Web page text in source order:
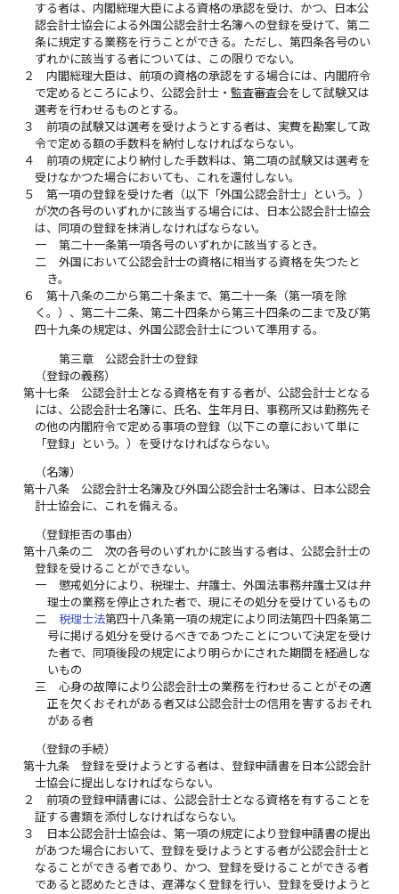
する者は、内閣総理大臣による資格の承認を受け、かつ、日本公
認会計士協会による外国公認会計士名簿への登録を受けて、第二
条に規定する業務を行うことができる。ただし、第四条各号のい
ずれかに該当する者については、この限りでない。
２
内閣総理大臣は、前項の資格の承認をする場合には、内閣府令
で定めるところにより、公認会計士・監査審査会をして試験又は
選考を行わせるものとする。
３
前項の試験又は選考を受けようとする者は、実費を勘案して政
令で定める額の手数料を納付しなければならない。
４
前項の規定により納付した手数料は、第二項の試験又は選考を
受けなかつた場合においても、これを還付しない。
５
第一項の登録を受けた者（以下「外国公認会計士」という。）
が次の各号のいずれかに該当する場合には、日本公認会計士協会
は、同項の登録を抹消しなければならない。
一
第二十一条第一項各号のいずれかに該当するとき。
二
外国において公認会計士の資格に相当する資格を失つたと
き。
６
第十八条の二から第二十条まで、第二十一条（第一項を除
く。）、第二十二条、第二十四条から第三十四条の二まで及び第
四十九条の規定は、外国公認会計士について準用する。
第三章 公認会計士の登録
（登録の義務）
第十七条
公認会計士となる資格を有する者が、公認会計士となる
には、公認会計士名簿に、氏名、生年月日、事務所又は勤務先そ
の他の内閣府令で定める事項の登録（以下この章において単に
「登録」という。）を受けなければならない。
（名簿）
第十八条
公認会計士名簿及び外国公認会計士名簿は、日本公認会
計士協会に、これを備える。
（登録拒否の事由）
第十八条の二
次の各号のいずれかに該当する者は、公認会計士の
登録を受けることができない。
一
懲戒処分により、税理士、弁護士、外国法事務弁護士又は弁
理士の業務を停止された者で、現にその処分を受けているもの
二
税理士法第四十八条第一項の規定により同法第四十四条第二
号に掲げる処分を受けるべきであつたことについて決定を受け
た者で、同項後段の規定により明らかにされた期間を経過しな
いもの
三
心身の故障により公認会計士の業務を行わせることがその適
正を欠くおそれがある者又は公認会計士の信用を害するおそれ
がある者
（登録の手続）
第十九条
登録を受けようとする者は、登録申請書を日本公認会計
士協会に提出しなければならない。
２
前項の登録申請書には、公認会計士となる資格を有することを
証する書類を添付しなければならない。
３
日本公認会計士協会は、第一項の規定により登録申請書の提出
があつた場合において、登録を受けようとする者が公認会計士と
なることができる者であり、かつ、登録を受けることができる者
であると認めたときは、遅滞なく登録を行い、登録を受けようと